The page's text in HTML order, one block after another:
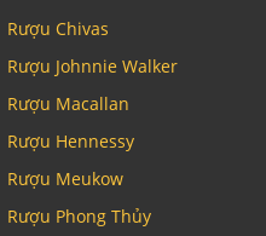
Rượu Chivas
Rượu Johnnie Walker
Rượu Macallan
Rượu Hennessy
Rượu Meukow
Rượu Phong Thủy